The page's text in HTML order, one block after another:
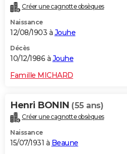
Créer une cagnotte obsèques
Naissance
12/08/1903 à Jouhe
Décès
10/12/1986 à Jouhe
Famille MICHARD
Henri BONIN (55 ans)
Créer une cagnotte obsèques
Naissance
15/07/1931 à Beaune